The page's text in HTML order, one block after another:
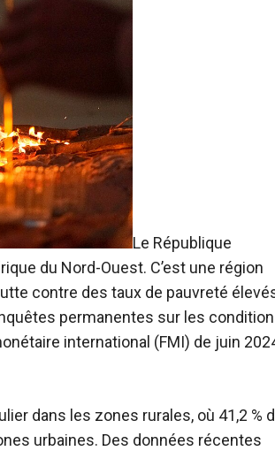
Le République
du Nord-Ouest. C’est une région
contre des taux de pauvreté
permanentes sur les
international (FMI) de juin
dans les zones rurales, où 41,2 %
urbaines. Des données récentes